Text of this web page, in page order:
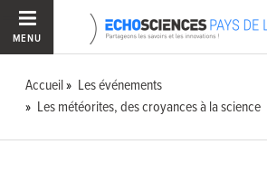
MENU
Accueil
Les événements
Les météorites, des croyances à la science